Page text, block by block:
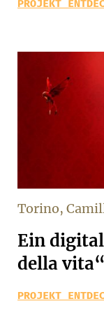
PROJEKT
Torino,
Ein
della vita“
PROJEKT